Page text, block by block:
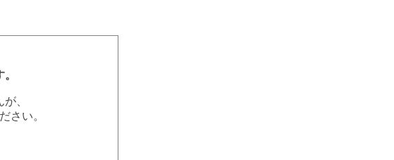
、
さい。